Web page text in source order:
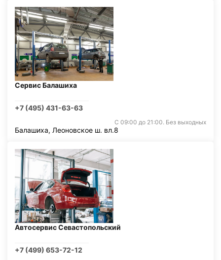
Сервис Балашиха
+7 (495) 431-63-63
С 09:00 до 21:00. Без выходных
Балашиха, Леоновское ш. вл.8
Автосервис Севастопольский
+7 (499) 653-72-12